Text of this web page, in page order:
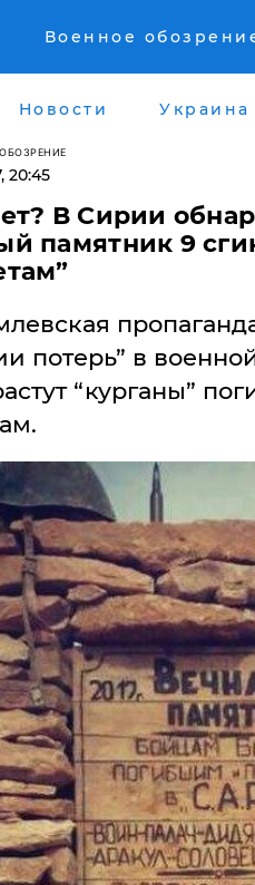
Военное
Новости Украина
20:45
В Сирии
памятник 9
потерь” в
“курганы”